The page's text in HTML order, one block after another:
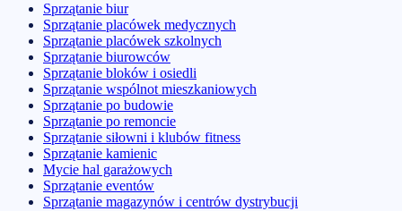
Sprzątanie biur
Sprzątanie placówek medycznych
Sprzątanie placówek szkolnych
Sprzątanie biurowców
Sprzątanie bloków i osiedli
Sprzątanie wspólnot mieszkaniowych
Sprzątanie po budowie
Sprzątanie po remoncie
Sprzątanie siłowni i klubów fitness
Sprzątanie kamienic
Mycie hal garażowych
Sprzątanie eventów
Sprzątanie magazynów i centrów dystrybucji